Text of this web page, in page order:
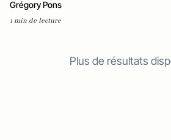
Grégory Pons
1 min de lecture
Plus de résultats